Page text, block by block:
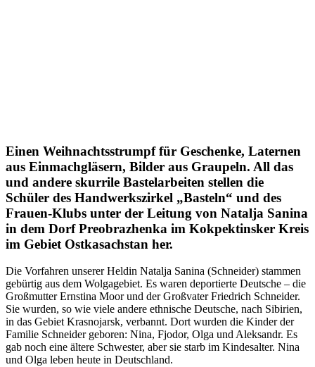
Einen Weihnachtsstrumpf für Geschenke, Laternen
aus Einmachgläsern, Bilder aus Graupeln. All das
und andere skurrile Bastelarbeiten stellen die
Schüler des Handwerkszirkel „Basteln“ und des
Frauen-Klubs unter der Leitung von Natalja Sanina
in dem Dorf Preobrazhenka im Kokpektinsker Kreis
im Gebiet Ostkasachstan her.
Die Vorfahren unserer Heldin Natalja Sanina (Schneider) stammen
gebürtig aus dem Wolgagebiet. Es waren deportierte Deutsche – die
Großmutter Ernstina Moor und der Großvater Friedrich Schneider.
Sie wurden, so wie viele andere ethnische Deutsche, nach Sibirien,
in das Gebiet Krasnojarsk, verbannt. Dort wurden die Kinder der
Familie Schneider geboren: Nina, Fjodor, Olga und Aleksandr. Es
gab noch eine ältere Schwester, aber sie starb im Kindesalter. Nina
und Olga leben heute in Deutschland.